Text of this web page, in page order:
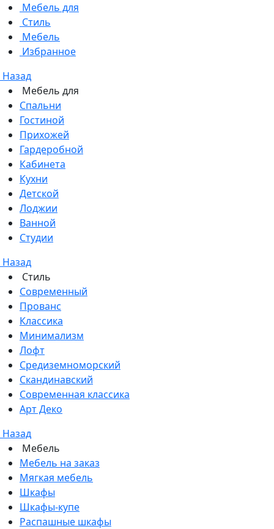
Мебель для
Стиль
Мебель
Избранное
Назад
Мебель для
Спальни
Гостиной
Прихожей
Гардеробной
Кабинета
Кухни
Детской
Лоджии
Ванной
Студии
Назад
Стиль
Современный
Прованс
Классика
Минимализм
Лофт
Средиземноморский
Скандинавский
Современная классика
Арт Деко
Назад
Мебель
Мебель на заказ
Мягкая мебель
Шкафы
Шкафы-купе
Распашные шкафы